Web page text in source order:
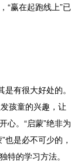
“赢在起跑线上”已
有很大好处的。
孩童的兴趣，让
心。“启蒙”绝非为
也是必不可少的，
特的学习方法。